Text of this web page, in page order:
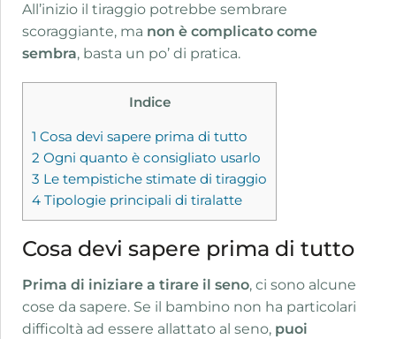
All’inizio il tiraggio potrebbe sembrare
scoraggiante, ma non è complicato come
sembra, basta un po’ di pratica.
Indice
1 Cosa devi sapere prima di tutto
2 Ogni quanto è consigliato usarlo
3 Le tempistiche stimate di tiraggio
4 Tipologie principali di tiralatte
Cosa devi sapere prima di tutto
Prima di iniziare a tirare il seno, ci sono alcune
cose da sapere. Se il bambino non ha particolari
difficoltà ad essere allattato al seno, puoi